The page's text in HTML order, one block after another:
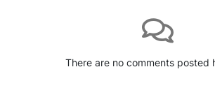
There are no comments posted